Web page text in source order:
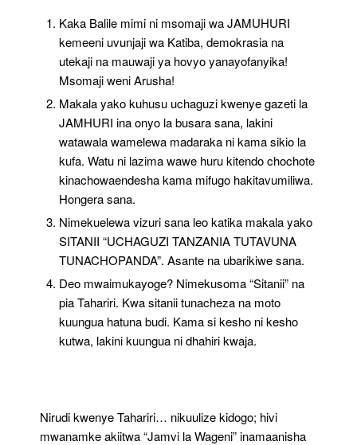
Kaka Balile mimi ni msomaji wa JAMUHURI
kemeeni uvunjaji wa Katiba, demokrasia na
utekaji na mauwaji ya hovyo yanayofanyika!
Msomaji weni Arusha!
Makala yako kuhusu uchaguzi kwenye gazeti la
JAMHURI ina onyo la busara sana, lakini
watawala wamelewa madaraka ni kama sikio la
kufa. Watu ni lazima wawe huru kitendo chochote
kinachowaendesha kama mifugo hakitavumiliwa.
Hongera sana.
Nimekuelewa vizuri sana leo katika makala yako
SITANII “UCHAGUZI TANZANIA TUTAVUNA
TUNACHOPANDA”. Asante na ubarikiwe sana.
Deo mwaimukayoge? Nimekusoma “Sitanii” na
pia Tahariri. Kwa sitanii tunacheza na moto
kuungua hatuna budi. Kama si kesho ni kesho
kutwa, lakini kuungua ni dhahiri kwaja.
Nirudi kwenye Tahariri… nikuulize kidogo; hivi
mwanamke akiitwa “Jamvi la Wageni” inamaanisha